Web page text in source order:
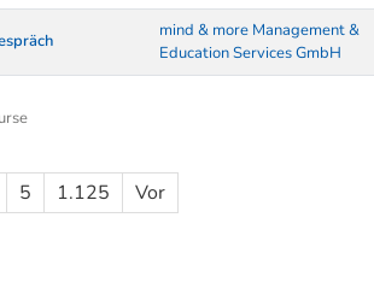
mind & more Management &
Education Services GmbH
5 1.125 Vor